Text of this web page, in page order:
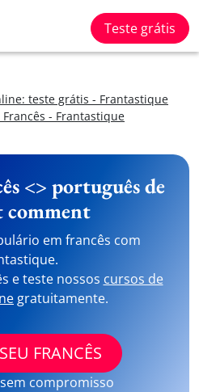
Teste grátis
teste grátis - Frantastique
- Frantastique
<> português de
em francês com
e teste nossos cursos de
gratuitamente.
FRANCÊS
compromisso